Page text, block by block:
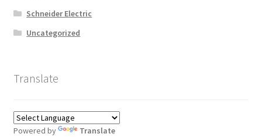
Schneider Electric
Uncategorized
Translate
Powered by Translate